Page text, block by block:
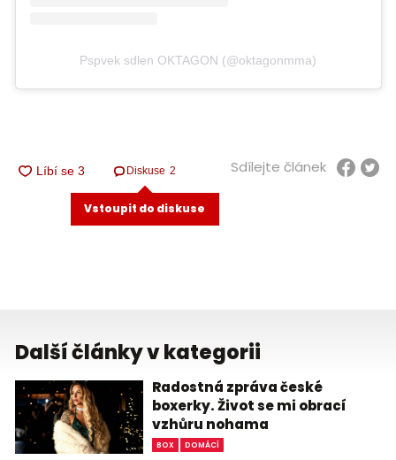
Pspvek sdlen OKTAGON (@oktagonmma)
Diskuse 2
Vstoupit do diskuse
Sdílejte článek
Další články v kategorii
Radostná zpráva české
boxerky. Život se mi obrací
vzhůru nohama
BOX DOMÁCÍ